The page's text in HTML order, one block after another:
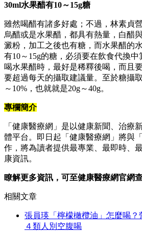
30ml水果醋有10～15g糖
雖然喝醋有諸多好處；不過，林素貞
烏醋或是水果醋，都具有熱量，白醋
澱粉，加工之後也有糖，而水果醋的
有10～15g的糖，必須要在飲食代換
喝水果醋時，最好是稀釋後喝，而且
要超過每天的攝取建議量。至於糖攝
～10%，也就就是20g～40g。
專欄簡介
「健康醫療網」是以健康新聞、治療
體平台。即日起「健康醫療網」將與
作，將為讀者提供最專業、最即時、
康資訊。
瞭解更多資訊，可至健康醫療網官網
相關文章
張員瑛「檸檬橄欖油」怎麼喝
４類人別空腹喝